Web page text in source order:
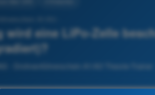
wird eine LiPo-Zelle
- Drohnenführerschein A1/A3 Theorie-Trainer